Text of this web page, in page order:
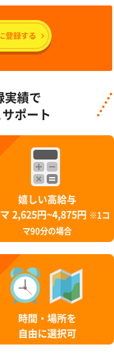
実績で
ポート
嬉しい高給与
2,625円~4,875円
※1コ
マ90分の場合
時間・場所を
自由に選択可